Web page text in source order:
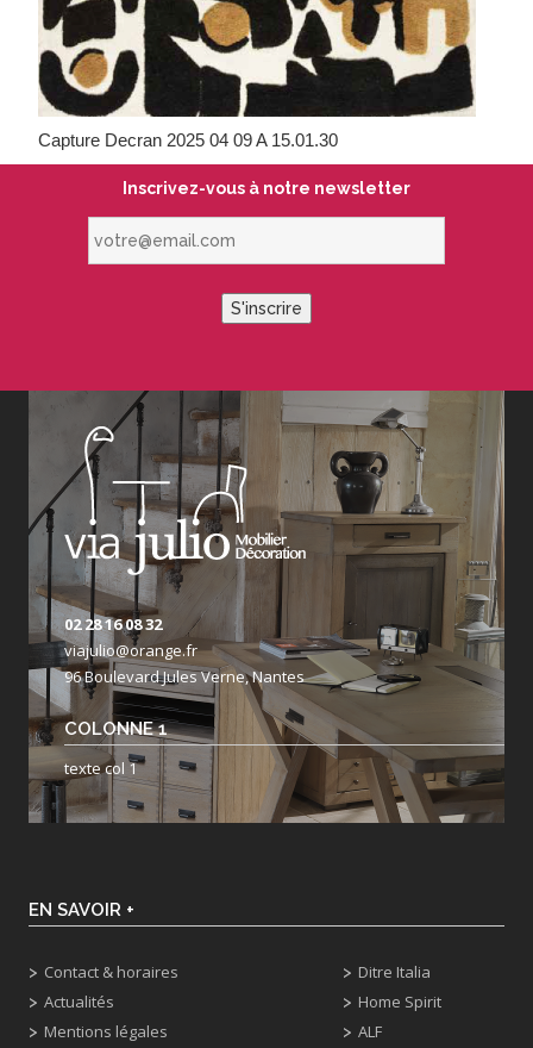
Capture Decran 2025 04 09 A 15.01.30
Inscrivez-vous à notre newsletter
S'inscrire
02 28 16 08 32
viajulio@orange.fr
96 Boulevard Jules Verne, Nantes
COLONNE 1
texte col 1
EN SAVOIR +
Contact & horaires
Actualités
Mentions légales
Ditre Italia
Home Spirit
ALF